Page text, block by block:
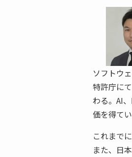
ソフトウ
特許庁に
わる。AI
価を得てい
これまで
また、日